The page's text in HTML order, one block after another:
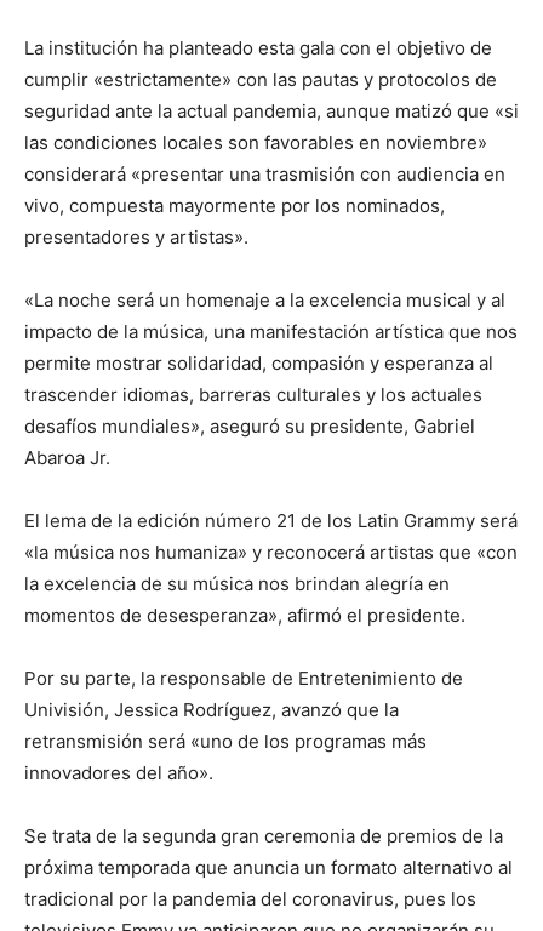
La institución ha planteado esta gala con el objetivo de
cumplir «estrictamente» con las pautas y protocolos de
seguridad ante la actual pandemia, aunque matizó que «si
las condiciones locales son favorables en noviembre»
considerará «presentar una trasmisión con audiencia en
vivo, compuesta mayormente por los nominados,
presentadores y artistas».
«La noche será un homenaje a la excelencia musical y al
impacto de la música, una manifestación artística que nos
permite mostrar solidaridad, compasión y esperanza al
trascender idiomas, barreras culturales y los actuales
desafíos mundiales», aseguró su presidente, Gabriel
Abaroa Jr.
El lema de la edición número 21 de los Latin Grammy será
«la música nos humaniza» y reconocerá artistas que «con
la excelencia de su música nos brindan alegría en
momentos de desesperanza», afirmó el presidente.
Por su parte, la responsable de Entretenimiento de
Univisión, Jessica Rodríguez, avanzó que la
retransmisión será «uno de los programas más
innovadores del año».
Se trata de la segunda gran ceremonia de premios de la
próxima temporada que anuncia un formato alternativo al
tradicional por la pandemia del coronavirus, pues los